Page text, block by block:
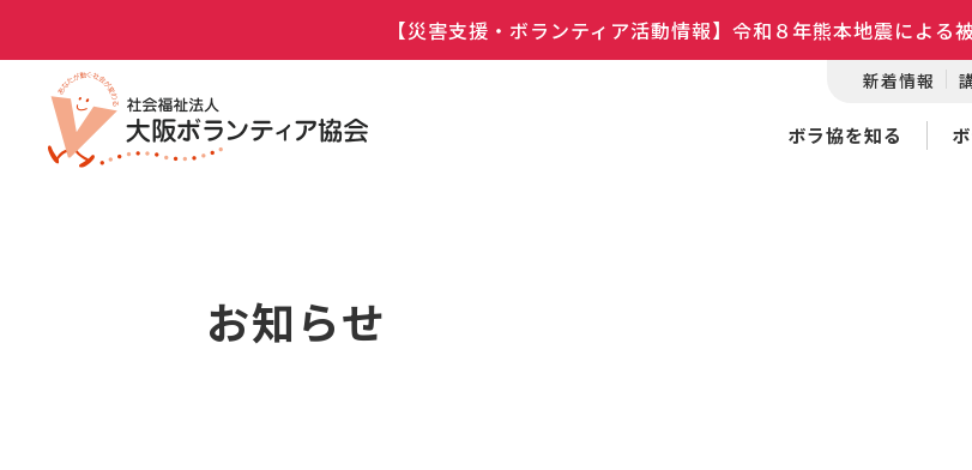
【災害支援・ボランティア活動情報】令和８年熊本地震による
新着情報
ボラ協を知る
お知らせ